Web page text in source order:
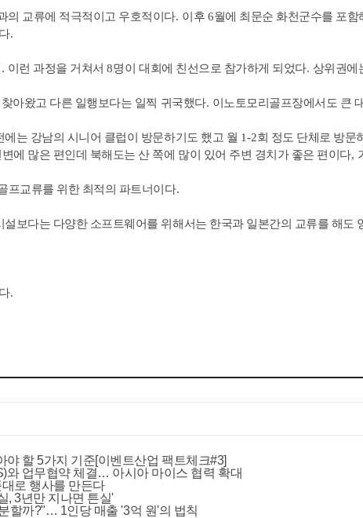
의 교류에 적극적이고 우호적이다. 이후 6월에 최문순 화천군수를 포
.
. 이런 과정을 거쳐서8명이 대회에 친선으로 참가하게 되었다. 상위권에
아왔고 다른 일행보다는 일찍 귀국했다. 이노토모리골프장에서도 큰
에는 강남의 시니어 클럽이 방문하기도 했고 월 1-2회 정도 단체로 방문
에 많은 편인데 북해도는 산 쪽에 많이 있어 주변 경치가 좋은 편이다,
프교류를 위한 최적의 파트너이다.
설보다는 다양한 소프트웨어를 위해서는 한국과 일본간의 교류를 해도
.
할 5가지 기준[이벤트산업 팩트체크#3]
와 업무협약 체결… 아시아 마이스 협력 확대
로 행사를 만든다
, 3년만 지나면 튼실'
할까?"… 1인당 매출 '3억 원'의 법칙